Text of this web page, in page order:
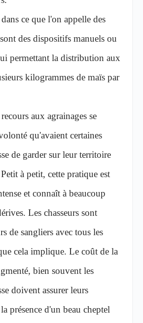
ce que l'on appelle des
des dispositifs manuels ou
permettant la distribution aux
kilogrammes de maïs par
aux agrainages se
qu'avaient certaines
de garder sur leur territoire
à petit, cette pratique est
et connaît à beaucoup
Les chasseurs sont
de sangliers avec tous les
cela implique. Le coût de la
bien souvent les
doivent assurer leurs
présence d'un beau cheptel